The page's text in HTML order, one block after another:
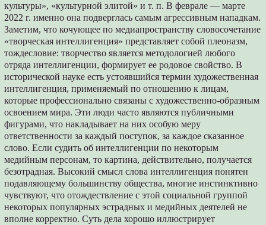
культуры», «культурной элитой» и т. п. В феврале — марте
2022 г. именно она подверглась самым агрессивным нападкам.
Заметим, что кочующее по медиапространству словосочетание
«творческая интеллигенция» представляет собой плеоназм,
тождесловие: творчество является методологией любого
отряда интеллигенции, формирует ее родовое свойство. В
исторической науке есть устоявшийся термин художественная
интеллигенция, применяемый по отношению к лицам,
которые профессионально связаны с художественно-образным
освоением мира. Эти люди часто являются публичными
фигурами, что накладывает на них особую меру
ответственности за каждый поступок, за каждое сказанное
слово. Если судить об интеллигенции по некоторым
медийным персонам, то картина, действительно, получается
безотрадная. Высокий смысл слова интеллигенция понятен
подавляющему большинству общества, многие инстинктивно
чувствуют, что отождествление с этой социальной группой
некоторых популярных эстрадных и медийных деятелей не
вполне корректно. Суть дела хорошо иллюстрирует